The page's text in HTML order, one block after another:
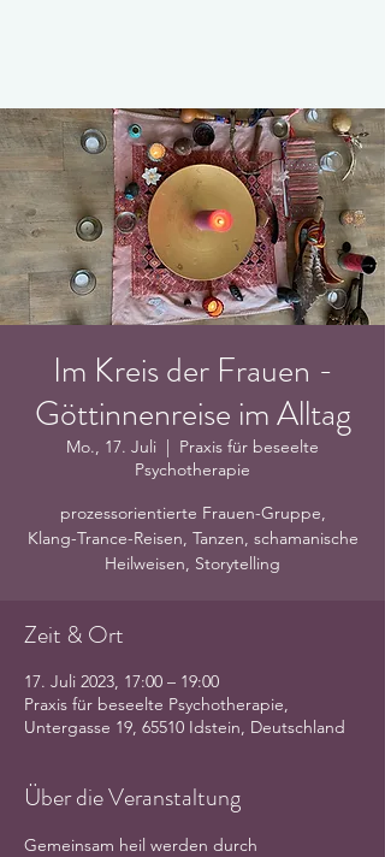
Im Kreis der Frauen -
Göttinnenreise im Alltag
Mo., 17. Juli
  |
Praxis für beseelte
Psychotherapie
prozessorientierte Frauen-Gruppe,
Klang-Trance-Reisen, Tanzen, schamanische
Heilweisen, Storytelling
Zeit & Ort
17. Juli 2023, 17:00 – 19:00
Praxis für beseelte Psychotherapie,
Untergasse 19, 65510 Idstein, Deutschland
Über die Veranstaltung
Gemeinsam heil werden durch